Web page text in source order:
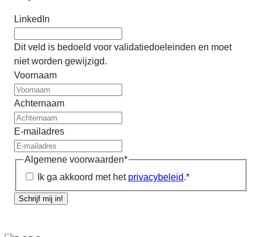
LinkedIn
Dit veld is bedoeld voor validatiedoeleinden en moet
niet worden gewijzigd.
Voornaam
Achternaam
E-mailadres
Algemene voorwaarden*
Ik ga akkoord met het privacybeleid.*
Schrijf mij in!